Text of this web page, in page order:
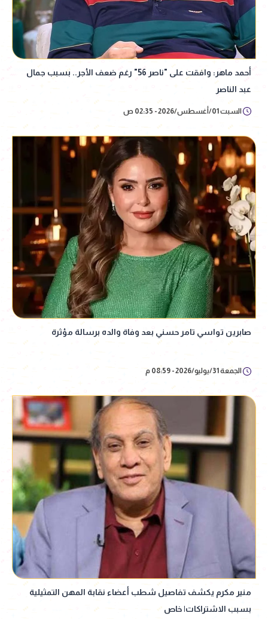
أحمد ماهر: وافقت على "ناصر 56" رغم ضعف الأجر.. بسبب جمال
عبد الناصر
السبت 01/أغسطس/2026 - 02:35 ص
صابرين تواسي تامر حسني بعد وفاة والده برسالة مؤثرة
الجمعة 31/يوليو/2026 - 08:59 م
منير مكرم يكشف تفاصيل شطب أعضاء نقابة المهن التمثيلية
بسبب الاشتراكات| خاص